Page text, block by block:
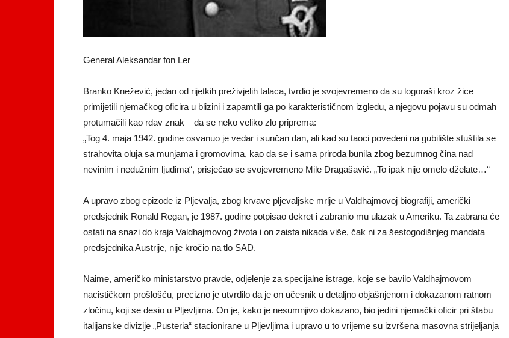
General Aleksandar fon Ler
Branko Knežević, jedan od rijetkih preživjelih talaca, tvrdio je svojevremeno da su logoraši kroz žice
primijetili njemačkog oficira u blizini i zapamtili ga po karakterističnom izgledu, a njegovu pojavu su odmah
protumačili kao rđav znak – da se neko veliko zlo priprema:
„Tog 4. maja 1942. godine osvanuo je vedar i sunčan dan, ali kad su taoci povedeni na gubilište stuštila se
strahovita oluja sa munjama i gromovima, kao da se i sama priroda bunila zbog bezumnog čina nad
nevinim i nedužnim ljudima“, prisjećao se svojevremeno Mile Dragašavić. „To ipak nije omelo dželate…“
A upravo zbog epizode iz Pljevalja, zbog krvave pljevaljske mrlje u Valdhajmovoj biografiji, američki
predsjednik Ronald Regan, je 1987. godine potpisao dekret i zabranio mu ulazak u Ameriku. Ta zabrana će
ostati na snazi do kraja Valdhajmovog života i on zaista nikada više, čak ni za šestogodišnjeg mandata
predsjednika Austrije, nije kročio na tlo SAD.
Naime, američko ministarstvo pravde, odjelenje za specijalne istrage, koje se bavilo Valdhajmovom
nacističkom prošlošću, precizno je utvrdilo da je on učesnik u detaljno objašnjenom i dokazanom ratnom
zločinu, koji se desio u Pljevljima. On je, kako je nesumnjivo dokazano, bio jedini njemački oficir pri štabu
italijanske divizije „Pusteria“ stacionirane u Pljevljima i upravo u to vrijeme su izvršena masovna strijeljanja